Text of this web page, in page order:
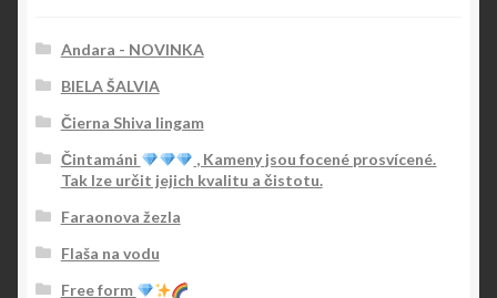
Andara - NOVINKA
BIELA ŠALVIA
Čierna Shiva lingam
Čintamáni
, Kameny jsou focené prosvícené.
Tak lze určit jejich kvalitu a čistotu.
Faraonova žezla
Flaša na vodu
Free form